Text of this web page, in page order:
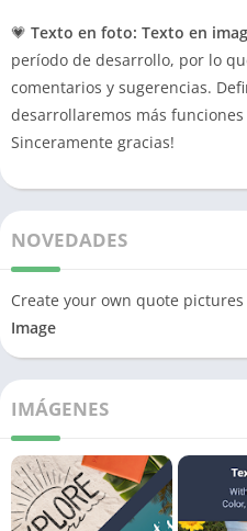
💗 Texto en foto: Texto en
período de desarrollo, por lo
comentarios y sugerencias.
desarrollaremos más
Sinceramente gracias!
NOVEDADES
Create your own quote
Image
IMÁGENES